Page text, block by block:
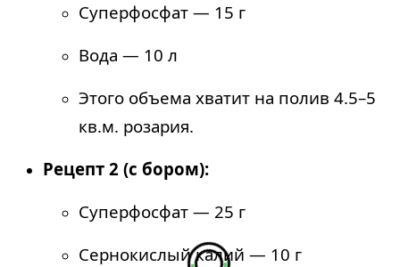
Суперфосфат — 15 г
Вода — 10 л
Этого объема хватит на полив 4.5–5
кв.м. розария.
Рецепт 2 (с бором):
Суперфосфат — 25 г
Сернокислый калий — 10 г